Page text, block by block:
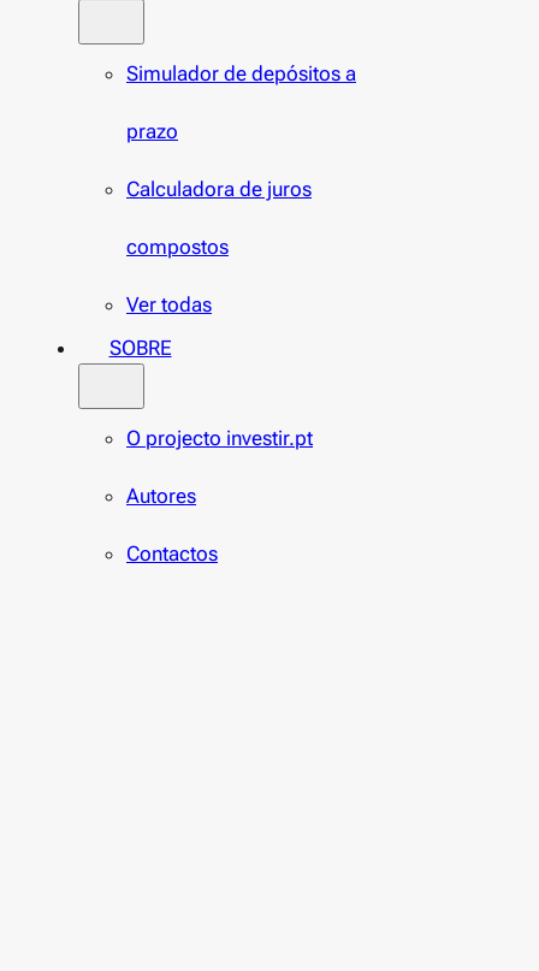
Simulador de depósitos a
prazo
Calculadora de juros
compostos
Ver todas
SOBRE
O projecto investir.pt
Autores
Contactos